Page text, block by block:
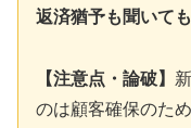
返済猶予も聞いても
【注意点・論破】
のは顧客確保のた